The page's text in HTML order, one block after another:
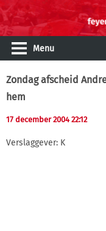
Menu
Zondag afscheid
hem
17 december 2004 22:12
Verslaggever: K